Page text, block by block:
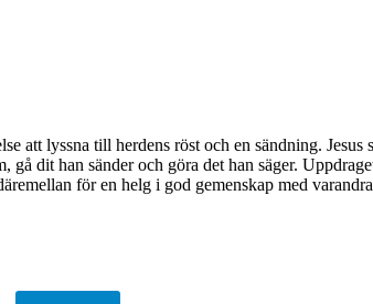
att lyssna till herdens röst och en sändning.
dit han sänder och göra det han säger.
för en helg i god gemenskap med